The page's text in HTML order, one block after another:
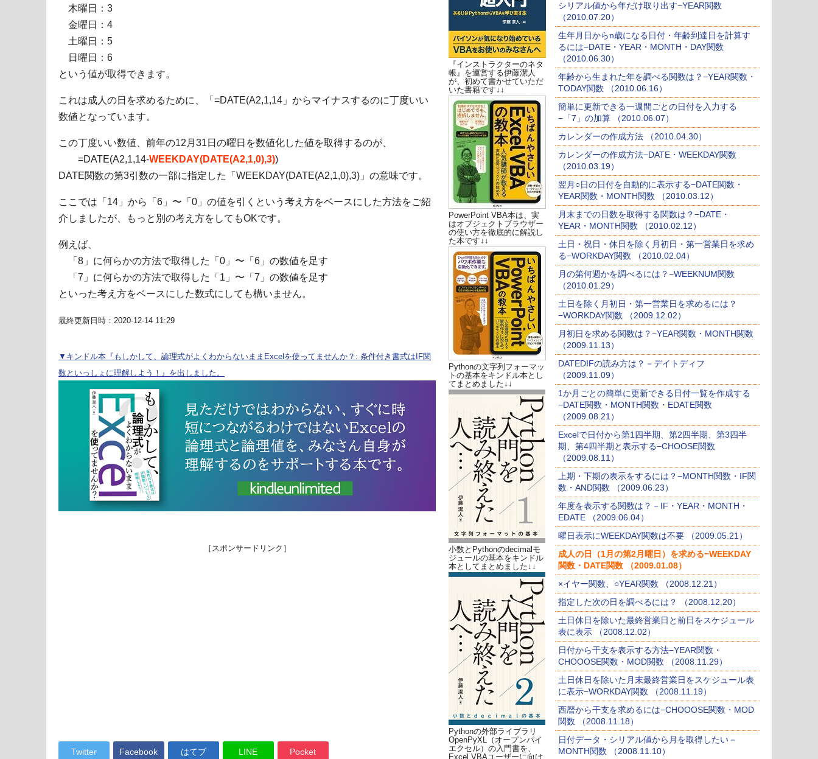
木曜日：3
金曜日：4
土曜日：5
日曜日：6
という値が取得できます。
これは成人の日を求めるために、「=DATE(A2,1,14」からマイナスするのに丁度いい
数値となっています。
この丁度いい数値、前年の12月31日の曜日を数値化した値を取得するのが、
=DATE(A2,1,14-WEEKDAY(DATE(A2,1,0),3))
DATE関数の第3引数の一部に指定した「WEEKDAY(DATE(A2,1,0),3)」の意味です。
ここでは「14」から「6」〜「0」の値を引くという考え方をベースにした方法をご紹
介しましたが、もっと別の考え方をしてもOKです。
例えば、
「8」に何らかの方法で取得した「0」〜「6」の数値を足す
「7」に何らかの方法で取得した「1」〜「7」の数値を足す
といった考え方をベースにした数式にしても構いません。
最終更新日時：2020-12-14 11:29
▼キンドル本『もしかして、論理式がよくわからないままExcelを使ってませんか？: 条件付き書式はIF関
数といっしょに理解しよう！』を出しました。
［スポンサードリンク］
Twitter Facebook はてブ LINE Pocket
『インストラクターのネタ
帳』を運営する伊藤潔人
が、初めて書かせていただ
いた書籍です↓↓
PowerPoint VBA本は、実
はオブジェクトブラウザー
の使い方を徹底的に解説し
た本です↓↓
Pythonの文字列フォーマッ
トの基本をキンドル本とし
てまとめました↓↓
小数とPythonのdecimalモ
ジュールの基本をキンドル
本としてまとめました↓↓
Pythonの外部ライブラリ
OpenPyXL（オープンパイ
エクセル）の入門書を、
Excel VBAユーザーに向け
シリアル値から年だけ取り出す−YEAR関数
（2010.07.20）
生年月日からn歳になる日付・年齢到達日を計算す
るには−DATE・YEAR・MONTH・DAY関数
（2010.06.30）
年齢から生まれた年を調べる関数は？−YEAR関数・
TODAY関数 （2010.06.16）
簡単に更新できる一週間ごとの日付を入力する
−「7」の加算 （2010.06.07）
カレンダーの作成方法 （2010.04.30）
カレンダーの作成方法−DATE・WEEKDAY関数
（2010.03.19）
翌月○日の日付を自動的に表示する−DATE関数・
YEAR関数・MONTH関数 （2010.03.12）
月末までの日数を取得する関数は？−DATE・
YEAR・MONTH関数 （2010.02.12）
土日・祝日・休日を除く月初日・第一営業日を求め
る−WORKDAY関数 （2010.02.04）
月の第何週かを調べるには？−WEEKNUM関数
（2010.01.29）
土日を除く月初日・第一営業日を求めるには？
−WORKDAY関数 （2009.12.02）
月初日を求める関数は？−YEAR関数・MONTH関数
（2009.11.13）
DATEDIFの読み方は？－デイトディフ
（2009.11.09）
1か月ごとの簡単に更新できる日付一覧を作成する
−DATE関数・MONTH関数・EDATE関数
（2009.08.21）
Excelで日付から第1四半期、第2四半期、第3四半
期、第4四半期と表示する−CHOOSE関数
（2009.08.11）
上期・下期の表示をするには？−MONTH関数・IF関
数・AND関数 （2009.06.23）
年度を表示する関数は？－IF・YEAR・MONTH・
EDATE （2009.06.04）
曜日表示にWEEKDAY関数は不要 （2009.05.21）
成人の日（1月の第2月曜日）を求める−WEEKDAY
関数・DATE関数 （2009.01.08）
×イヤー関数、○YEAR関数 （2008.12.21）
指定した次の日を調べるには？ （2008.12.20）
土日休日を除いた最終営業日と前日をスケジュール
表に表示 （2008.12.02）
日付から干支を表示する方法−YEAR関数・
CHOOOSE関数・MOD関数 （2008.11.29）
土日休日を除いた月末最終営業日をスケジュール表
に表示−WORKDAY関数 （2008.11.19）
西暦から干支を求めるには−CHOOOSE関数・MOD
関数 （2008.11.18）
日付データ・シリアル値から月を取得したい－
MONTH関数 （2008.11.10）